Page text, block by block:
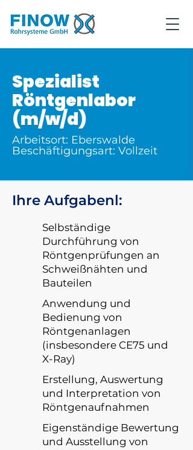
Spezialist
Röntgenlabor
(m/w/d)
Arbeitsort: Eberswalde
Beschäftigungsart: Vollzeit
Ihre Aufgabenl:
Selbständige
Durchführung von
Röntgenprüfungen an
Schweißnähten und
Bauteilen
Anwendung und
Bedienung von
Röntgenanlagen
(insbesondere CE75 und
X-Ray)
Erstellung, Auswertung
und Interpretation von
Röntgenaufnahmen
Eigenständige Bewertung
und Ausstellung von